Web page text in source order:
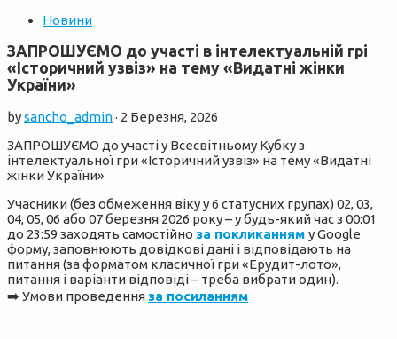
Новини
ЗАПРОШУЄМО до участі в інтелектуальній грі
«Історичний узвіз» на тему «Видатні жінки
України»
bysancho_admin· 2 Березня, 2026
ЗАПРОШУЄМО до участі у Всесвітньому Кубку з
інтелектуальної гри «Історичний узвіз» на тему «Видатні
жінки України»
Учасники (без обмеження віку у 6 статусних групах) 02, 03,
04, 05, 06 або 07 березня 2026 року – у будь-який час з 00:01
до 23:59 заходять самостійно за покликанням у Google
форму, заповнюють довідкові дані і відповідають на
питання (за форматом класичної гри «Ерудит-лото»,
питання і варіанти відповіді – треба вибрати один).
➡️ Умови проведення за посиланням